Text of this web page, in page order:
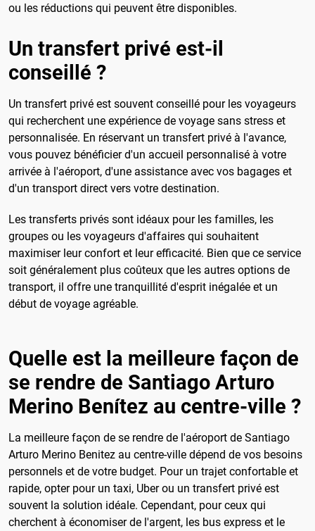
ou les réductions qui peuvent être disponibles.
Un transfert privé est-il
conseillé ?
Un transfert privé est souvent conseillé pour les voyageurs
qui recherchent une expérience de voyage sans stress et
personnalisée. En réservant un transfert privé à l'avance,
vous pouvez bénéficier d'un accueil personnalisé à votre
arrivée à l'aéroport, d'une assistance avec vos bagages et
d'un transport direct vers votre destination.
Les transferts privés sont idéaux pour les familles, les
groupes ou les voyageurs d'affaires qui souhaitent
maximiser leur confort et leur efficacité. Bien que ce service
soit généralement plus coûteux que les autres options de
transport, il offre une tranquillité d'esprit inégalée et un
début de voyage agréable.
Quelle est la meilleure façon de
se rendre de Santiago Arturo
Merino Benítez au centre-ville ?
La meilleure façon de se rendre de l'aéroport de Santiago
Arturo Merino Benitez au centre-ville dépend de vos besoins
personnels et de votre budget. Pour un trajet confortable et
rapide, opter pour un taxi, Uber ou un transfert privé est
souvent la solution idéale. Cependant, pour ceux qui
cherchent à économiser de l'argent, les bus express et le